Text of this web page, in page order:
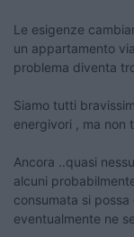
Le esigenze
un appartamento
problema diventa
Siamo tutti
energivori , ma non
Ancora ..quasi
alcuni
consumata si
eventualmente ne